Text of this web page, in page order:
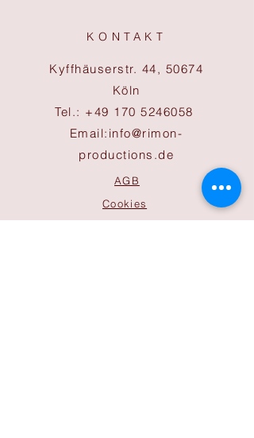
KONTAKT
Kyffhäuserstr. 44, 50674
Köln
Tel.: +49 170 5246058
Email: info@rimon-
productions.de
AGB
Cookies